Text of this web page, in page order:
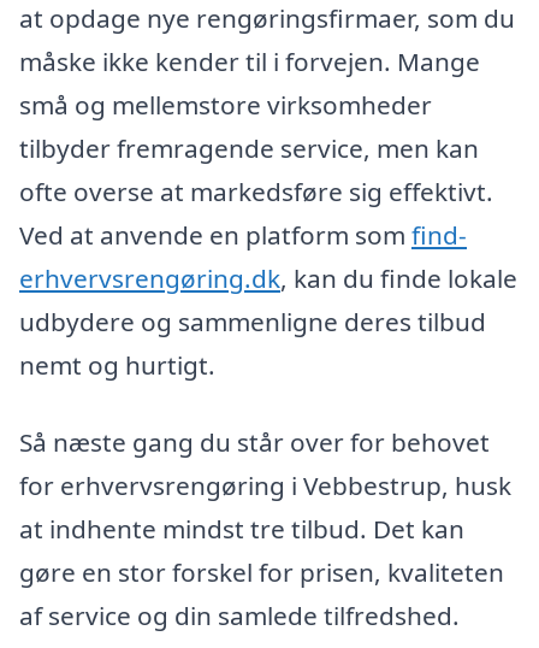
at opdage nye rengøringsfirmaer, som du
måske ikke kender til i forvejen. Mange
små og mellemstore virksomheder
tilbyder fremragende service, men kan
ofte overse at markedsføre sig effektivt.
Ved at anvende en platform som find-
erhvervsrengøring.dk, kan du finde lokale
udbydere og sammenligne deres tilbud
nemt og hurtigt.
Så næste gang du står over for behovet
for erhvervsrengøring i Vebbestrup, husk
at indhente mindst tre tilbud. Det kan
gøre en stor forskel for prisen, kvaliteten
af service og din samlede tilfredshed.